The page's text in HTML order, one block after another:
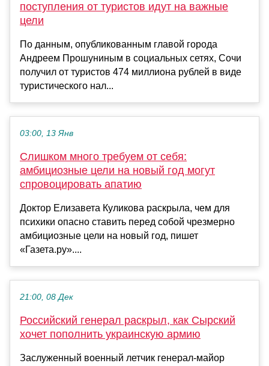
поступления от туристов идут на важные
цели
По данным, опубликованным главой города
Андреем Прошуниным в социальных сетях, Сочи
получил от туристов 474 миллиона рублей в виде
туристического нал...
03:00, 13 Янв
Слишком много требуем от себя:
амбициозные цели на новый год могут
спровоцировать апатию
Доктор Елизавета Куликова раскрыла, чем для
психики опасно ставить перед собой чрезмерно
амбициозные цели на новый год, пишет
«Газета.ру»....
21:00, 08 Дек
Российский генерал раскрыл, как Сырский
хочет пополнить украинскую армию
Заслуженный военный летчик генерал-майор